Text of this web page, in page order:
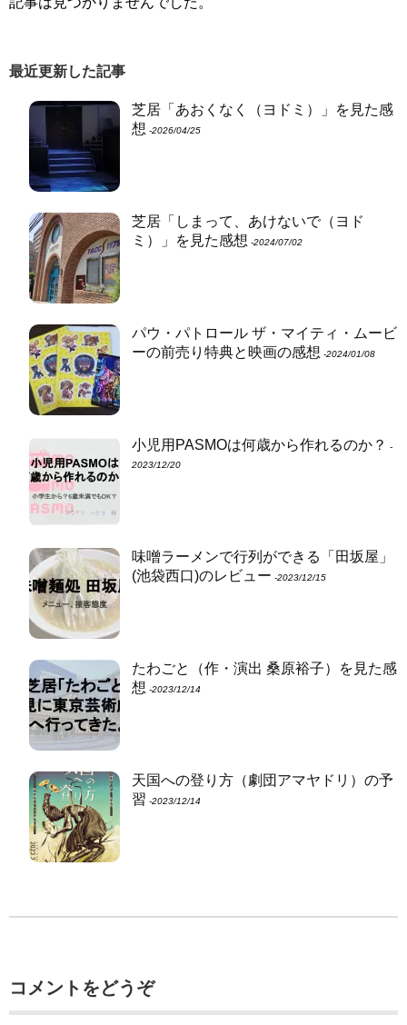
最近更新した記事
芝居「あおくなく（ヨドミ）」を見た感
想 ‐2026/04/25
芝居「しまって、あけないで（ヨド
ミ）」を見た感想 ‐2024/07/02
パウ・パトロール ザ・マイティ・ムービ
ーの前売り特典と映画の感想 ‐2024/01/08
小児用PASMOは何歳から作れるのか？
‐
2023/12/20
味噌ラーメンで行列ができる「田坂屋」
(池袋西口)のレビュー ‐2023/12/15
たわごと（作・演出 桑原裕子）を見た感
想 ‐2023/12/14
天国への登り方（劇団アマヤドリ）の予
習 ‐2023/12/14
コメントをどうぞ